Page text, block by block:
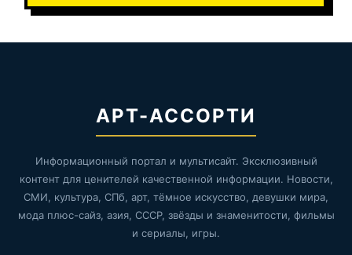
АРТ-АССОРТИ
Информационный портал и мультисайт. Эксклюзивный
контент для ценителей качественной информации. Новости,
СМИ, культура, СПб, арт, тёмное искусство, девушки мира,
мода плюс-сайз, азия, СССР, звёзды и знаменитости, фильмы
и сериалы, игры.